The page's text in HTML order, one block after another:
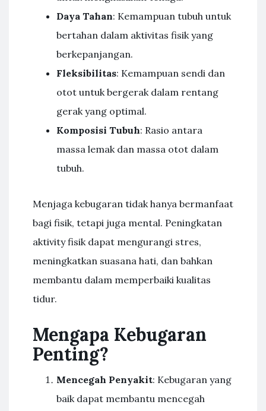
Daya Tahan: Kemampuan tubuh untuk
bertahan dalam aktivitas fisik yang
berkepanjangan.
Fleksibilitas: Kemampuan sendi dan
otot untuk bergerak dalam rentang
gerak yang optimal.
Komposisi Tubuh: Rasio antara
massa lemak dan massa otot dalam
tubuh.
Menjaga kebugaran tidak hanya bermanfaat
bagi fisik, tetapi juga mental. Peningkatan
aktivity fisik dapat mengurangi stres,
meningkatkan suasana hati, dan bahkan
membantu dalam memperbaiki kualitas
tidur.
Mengapa Kebugaran
Penting?
Mencegah Penyakit: Kebugaran yang
baik dapat membantu mencegah